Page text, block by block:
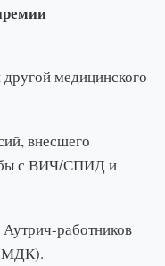
медицинского
внесшего
с ВИЧ/СПИД и
работников
(МДК).